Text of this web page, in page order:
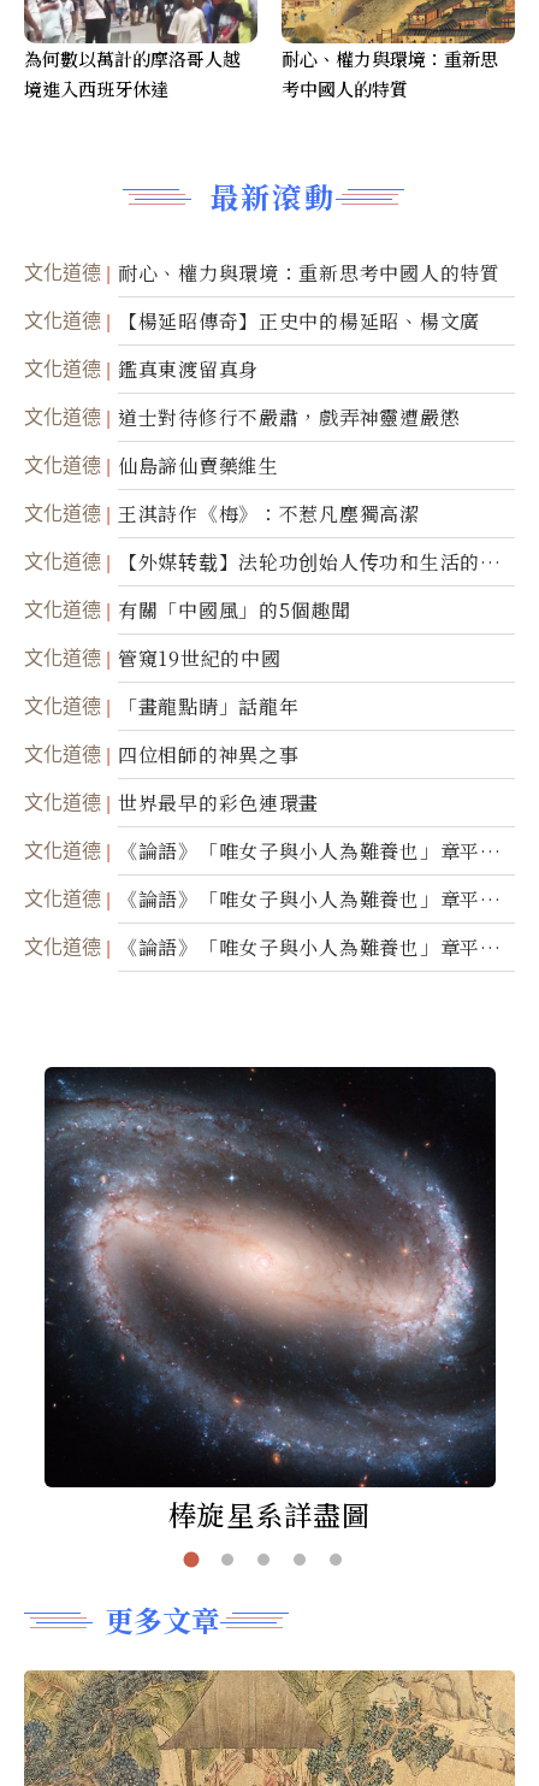
最新滾動
文化道德 耐心、權力與環境：重新思考中國人的特質
文化道德 【楊延昭傳奇】正史中的楊延昭、楊文廣
文化道德 鑑真東渡留真身
文化道德 道士對待修行不嚴肅，戲弄神靈遭嚴懲
文化道德 仙島諦仙賣藥維生
文化道德 王淇詩作《梅》：不惹凡塵獨高潔
文化道德
【外媒转载】法轮功创始人传功和生活的故
事
文化道德 有關「中國風」的5個趣聞
文化道德 管窺19世紀的中國
文化道德 「畫龍點睛」話龍年
文化道德 四位相師的神異之事
文化道德 世界最早的彩色連環畫
文化道德
《論語》「唯女子與小人為難養也」章平議
（三）
文化道德
《論語》「唯女子與小人為難養也」章平議
（二）
文化道德
《論語》「唯女子與小人為難養也」章平議
（一）
為何數以萬計的摩洛哥人越
境進入西班牙休達
耐心、權力與環境：重新思
考中國人的特質
棒旋星系詳盡圖
更多文章